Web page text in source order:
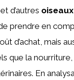
et d’autres oiseaux
prendre en
d’achat, mais
que la
En